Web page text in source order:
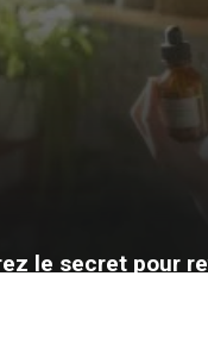
le secret pour